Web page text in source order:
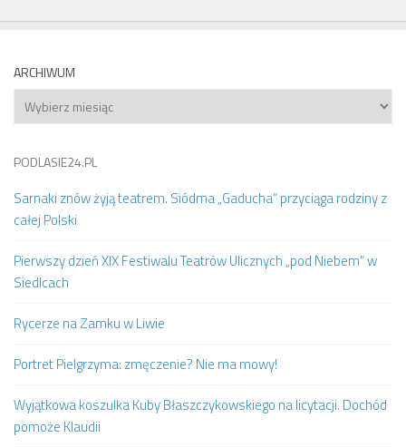
ARCHIWUM
Archiwum
PODLASIE24.PL
Sarnaki znów żyją teatrem. Siódma „Gaducha” przyciąga rodziny z
całej Polski
Pierwszy dzień XIX Festiwalu Teatrów Ulicznych „pod Niebem” w
Siedlcach
Rycerze na Zamku w Liwie
Portret Pielgrzyma: zmęczenie? Nie ma mowy!
Wyjątkowa koszulka Kuby Błaszczykowskiego na licytacji. Dochód
pomoże Klaudii